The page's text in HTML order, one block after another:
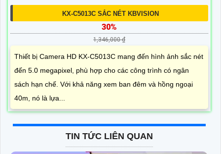
KX-C5013C SẮC NÉT KBVISION
30%
1,346,000 ₫
Thiết bị Camera HD KX-C5013C mang đến hình ảnh sắc nét
đến 5.0 megapixel, phù hợp cho các công trình có ngân
sách hạn chế. Với khả năng xem ban đêm và hồng ngoại
40m, nó là lựa...
TIN TỨC LIÊN QUAN